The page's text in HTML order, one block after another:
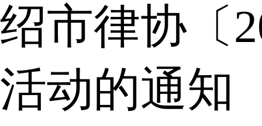
绍市律协〔
活动的通知